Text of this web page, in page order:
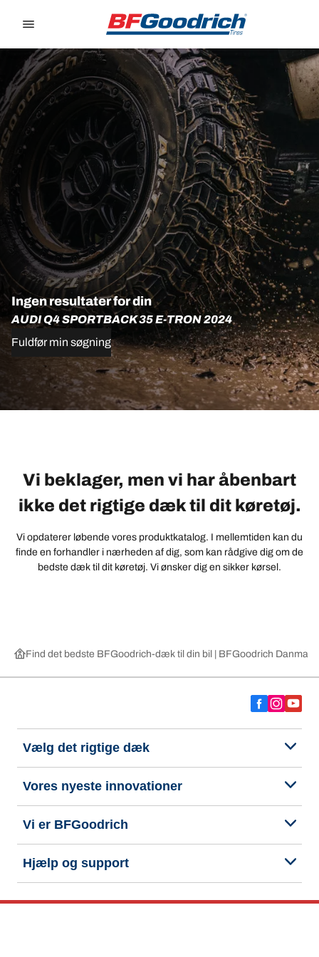
Ingen resultater for din
AUDI Q4 SPORTBACK 35 E-TRON 2024
Fuldfør min søgning
Vi beklager, men vi har åbenbart
ikke det rigtige dæk til dit køretøj.
Vi opdaterer løbende vores produktkatalog. I mellemtiden kan du
finde en forhandler i nærheden af dig, som kan rådgive dig om de
bedste dæk til dit køretøj. Vi ønsker dig en sikker kørsel.
Find det bedste BFGoodrich-dæk til din bil | BFGoodrich Danmark
Vælg det rigtige dæk
Vores nyeste innovationer
Vi er BFGoodrich
Hjælp og support